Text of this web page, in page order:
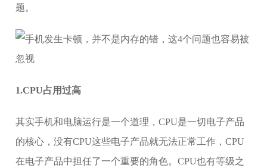
题。
1.CPU占用过高
其实手机和电脑运行是一个道理，CPU是一切电子产品
的核心，没有CPU这些电子产品就无法正常工作，CPU
在电子产品中担任了一个重要的角色。CPU也有等级之